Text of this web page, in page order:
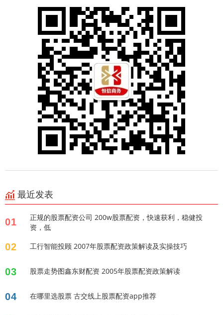
最近发表
01
正规的股票配资公司 200w股票配资，快速获利，稳健投
资，低
02 工行智能投顾 2007年股票配资政策解读及实操技巧
03 股票走势图鑫东财配资 2005年股票配资政策解读
04 在哪里选股票 古交线上股票配资app推荐